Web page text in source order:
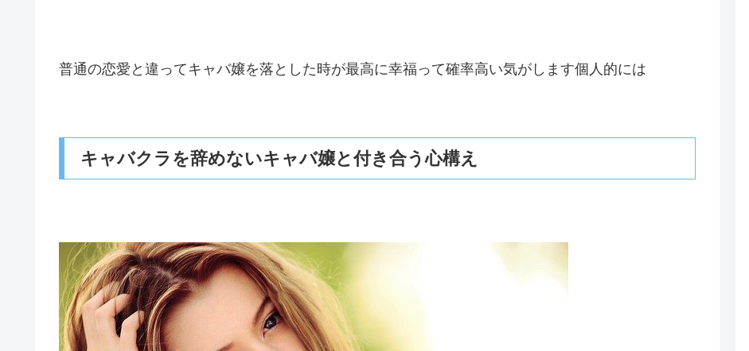
普通の恋愛と違ってキャバ嬢を落とした時が最高に幸福って確率高い気がします個人的には
キャバクラを辞めないキャバ嬢と付き合う心構え